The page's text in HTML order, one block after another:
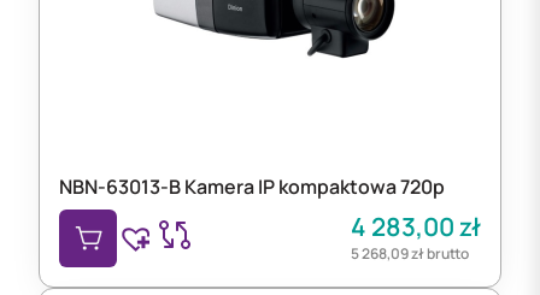
NBN-63013-B Kamera IP kompaktowa 720p
4 283,00zł
5 268,09złbrutto